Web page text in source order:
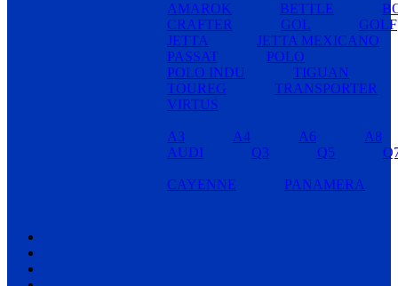
AMAROK BETTLE
CRAFTER
GOL
GOLF
JETTA
JETTA MEXICANO
PASSAT
POLO
POLO INDU
TIGUAN
TOUREG
TRANSPORTER
VIRTUS
A3 A4 A6
A8
AUDI
Q3 Q5
CAYENNE PANAMERA